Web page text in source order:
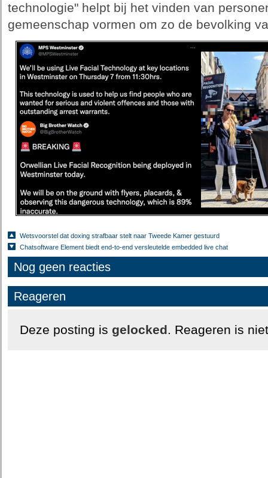
technologie" helpt bij het vinden van
gemeenschap vormen om zo de bevolking
Wetsvoorstel dat doxing strafbaar stelt naar Tweede Kamer gestuurd
Chatsoftware Element biedt end-to-end versleutelde embedded live chat
Nog geen reacties
Reageren
Deze posting is gelocked. Reageren is